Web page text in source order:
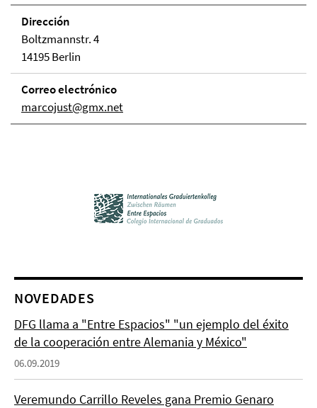
Dirección
Boltzmannstr. 4
14195 Berlin
Correo electrónico
marcojust@gmx.net
NOVEDADES
DFG llama a "Entre Espacios" "un ejemplo del éxito
de la cooperación entre Alemania y México"
06.09.2019
Veremundo Carrillo Reveles gana Premio Genaro